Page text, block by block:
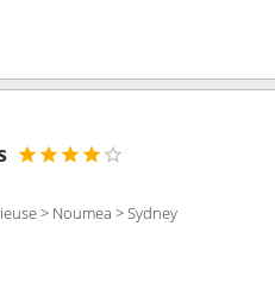
> Noumea > Sydney